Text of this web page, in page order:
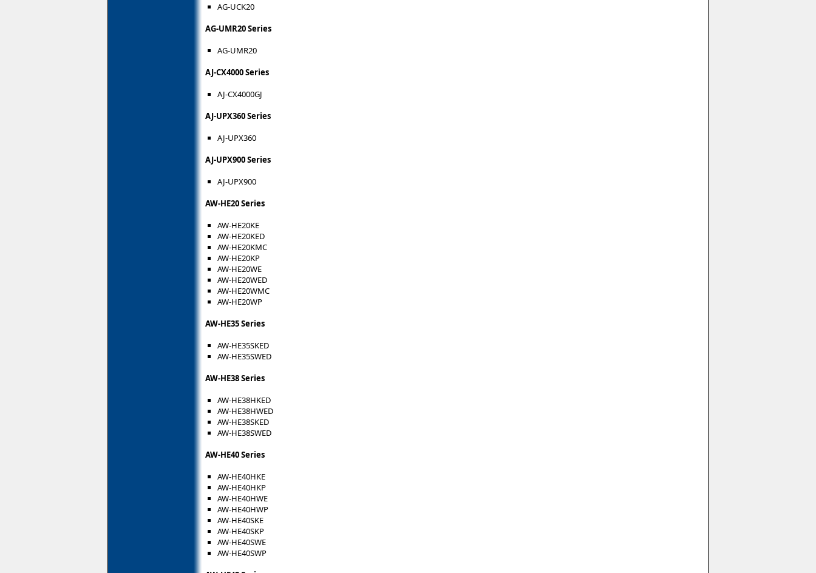
AG-UCK20
AG-UMR20 Series
AG-UMR20
AJ-CX4000 Series
AJ-CX4000GJ
AJ-UPX360 Series
AJ-UPX360
AJ-UPX900 Series
AJ-UPX900
AW-HE20 Series
AW-HE20KE
AW-HE20KED
AW-HE20KMC
AW-HE20KP
AW-HE20WE
AW-HE20WED
AW-HE20WMC
AW-HE20WP
AW-HE35 Series
AW-HE35SKED
AW-HE35SWED
AW-HE38 Series
AW-HE38HKED
AW-HE38HWED
AW-HE38SKED
AW-HE38SWED
AW-HE40 Series
AW-HE40HKE
AW-HE40HKP
AW-HE40HWE
AW-HE40HWP
AW-HE40SKE
AW-HE40SKP
AW-HE40SWE
AW-HE40SWP